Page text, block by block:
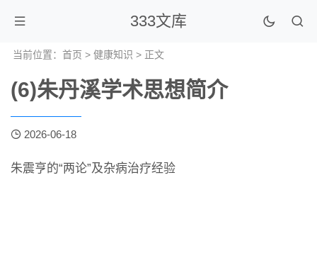
333文库
当前位置： 首页 > 健康知识 > 正文
(6)朱丹溪学术思想简介
2026-06-18
朱震亨的“两论”及杂病治疗经验